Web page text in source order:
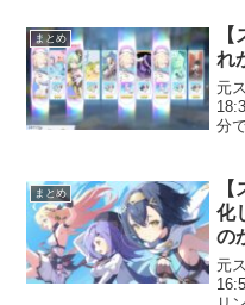
まとめ
れ
元
分
まとめ
化
の
元